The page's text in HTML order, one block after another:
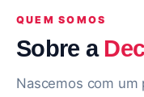
QUEM SOMOS
Sobre a
Nascemos com um